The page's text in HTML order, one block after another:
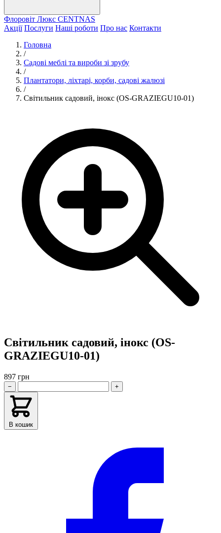
Флоровіт Люкс СENTNAS
Акції Послуги Наші роботи Про нас Контакти
Головна
/
Садові меблі та вироби зі зрубу
/
Плантатори, ліхтарі, корби, садові жалюзі
/
Світильник садовий, інокс (OS-GRAZIEGU10-01)
Світильник садовий, інокс (OS-
GRAZIEGU10-01)
897 грн
− +
В кошик